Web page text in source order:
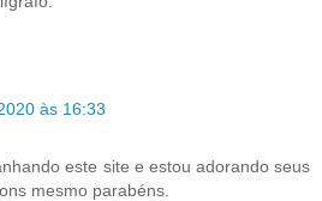
às 16:33
este site e estou adorando seus
mesmo parabéns.